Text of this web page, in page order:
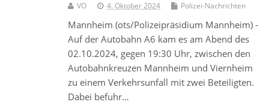
VO 4. Oktober 2024 Polizei-Nachrichten
Mannheim (ots/Polizeipräsidium Mannheim) -
Auf der Autobahn A6 kam es am Abend des
02.10.2024, gegen 19:30 Uhr, zwischen den
Autobahnkreuzen Mannheim und Viernheim
zu einem Verkehrsunfall mit zwei Beteiligten.
Dabei befuhr…